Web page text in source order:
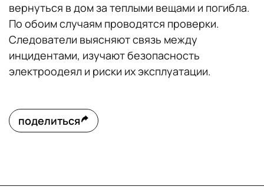
вернуться в дом за теплыми вещами и погибла.
По обоим случаям проводятся проверки.
Следователи выясняют связь между
инцидентами, изучают безопасность
электроодеял и риски их эксплуатации.
поделиться